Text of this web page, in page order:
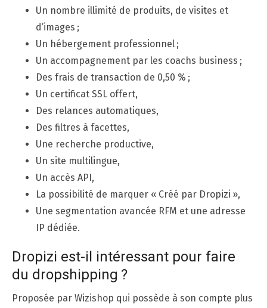
Un nombre illimité de produits, de visites et
d’images ;
Un hébergement professionnel ;
Un accompagnement par les coachs business ;
Des frais de transaction de 0,50 % ;
Un certificat SSL offert,
Des relances automatiques,
Des filtres à facettes,
Une recherche productive,
Un site multilingue,
Un accès API,
La possibilité de marquer « Créé par Dropizi »,
Une segmentation avancée RFM et une adresse
IP dédiée.
Dropizi est-il intéressant pour faire
du dropshipping ?
Proposée par Wizishop qui possède à son compte plus